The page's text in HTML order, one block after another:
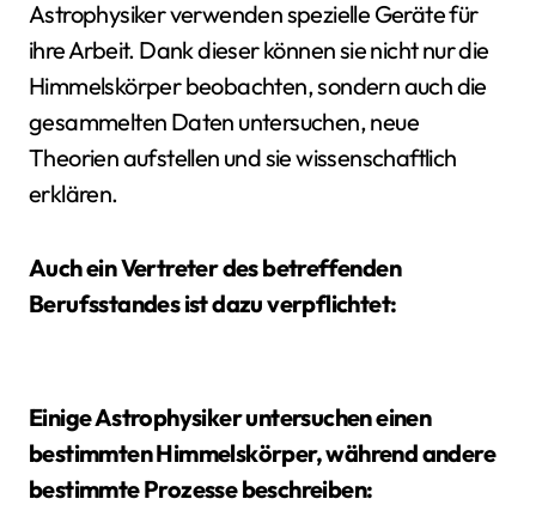
Astrophysiker verwenden spezielle Geräte für
ihre Arbeit. Dank dieser können sie nicht nur die
Himmelskörper beobachten, sondern auch die
gesammelten Daten untersuchen, neue
Theorien aufstellen und sie wissenschaftlich
erklären.
Auch ein Vertreter des betreffenden
Berufsstandes ist dazu verpflichtet:
Einige Astrophysiker untersuchen einen
bestimmten Himmelskörper, während andere
bestimmte Prozesse beschreiben: